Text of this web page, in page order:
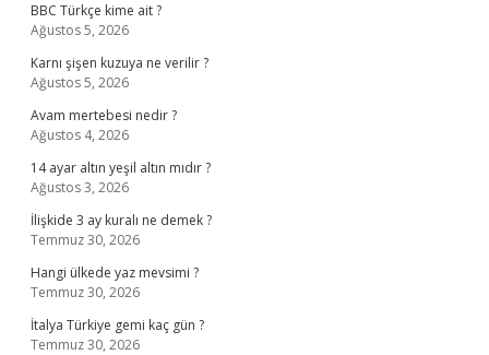
BBC Türkçe kime ait ?
Ağustos 5, 2026
Karnı şişen kuzuya ne verilir ?
Ağustos 5, 2026
Avam mertebesi nedir ?
Ağustos 4, 2026
14 ayar altın yeşil altın mıdır ?
Ağustos 3, 2026
İlişkide 3 ay kuralı ne demek ?
Temmuz 30, 2026
Hangi ülkede yaz mevsimi ?
Temmuz 30, 2026
İtalya Türkiye gemi kaç gün ?
Temmuz 30, 2026